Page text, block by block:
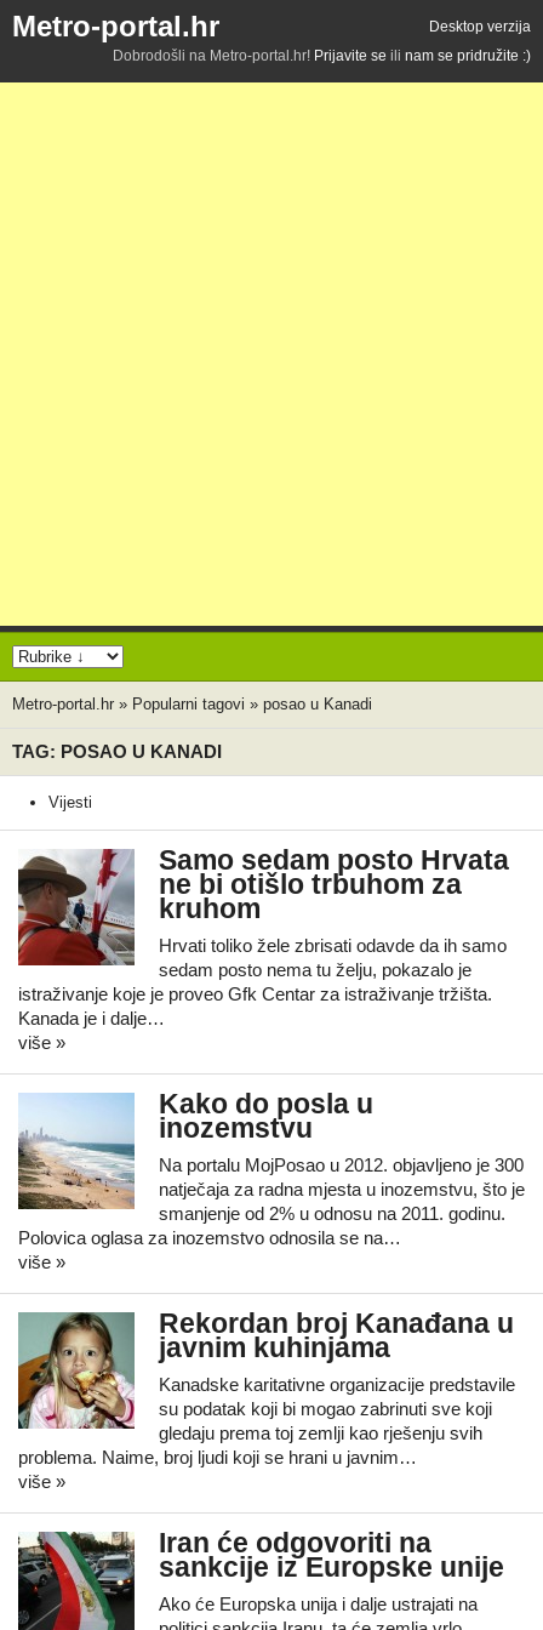
Metro-portal.hr
Desktop verzija
Dobrodošli na Metro-portal.hr! Prijavite se ili nam se pridružite :)
Metro-portal.hr » Popularni tagovi » posao u Kanadi
TAG: POSAO U KANADI
Vijesti
Samo sedam posto Hrvata
ne bi otišlo trbuhom za
kruhom
Hrvati toliko žele zbrisati odavde da ih samo
sedam posto nema tu želju, pokazalo je
istraživanje koje je proveo Gfk Centar za istraživanje tržišta.
Kanada je i dalje…
više »
Kako do posla u
inozemstvu
Na portalu MojPosao u 2012. objavljeno je 300
natječaja za radna mjesta u inozemstvu, što je
smanjenje od 2% u odnosu na 2011. godinu.
Polovica oglasa za inozemstvo odnosila se na…
više »
Rekordan broj Kanađana u
javnim kuhinjama
Kanadske karitativne organizacije predstavile
su podatak koji bi mogao zabrinuti sve koji
gledaju prema toj zemlji kao rješenju svih
problema. Naime, broj ljudi koji se hrani u javnim…
više »
Iran će odgovoriti na
sankcije iz Europske unije
Ako će Europska unija i dalje ustrajati na